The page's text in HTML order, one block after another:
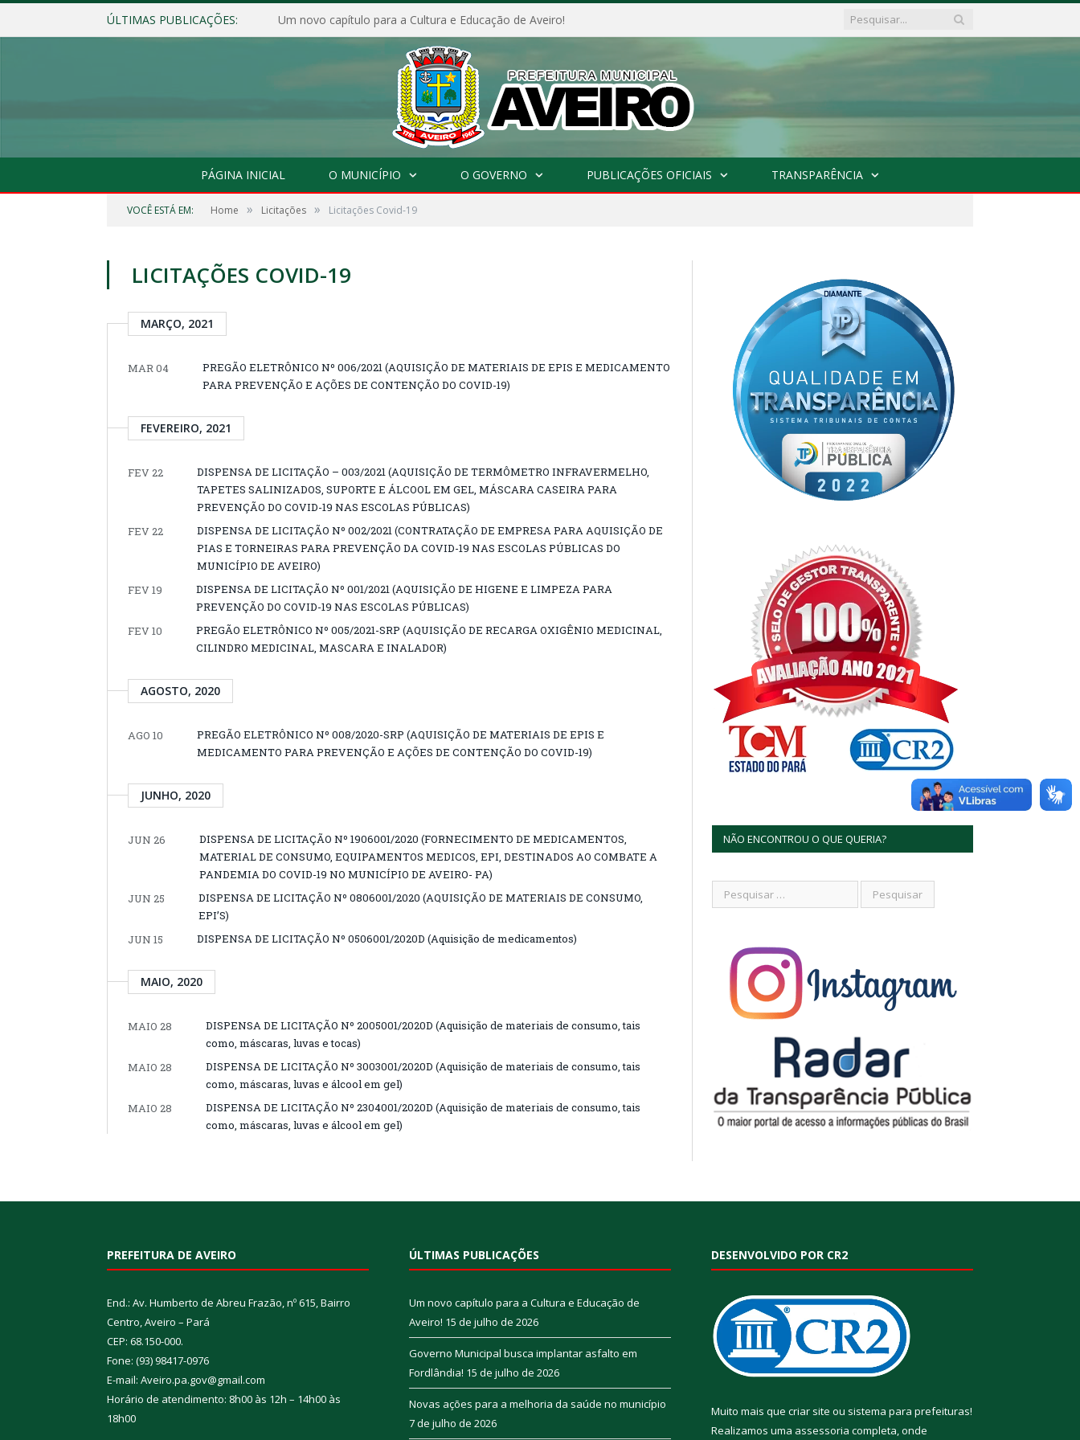
ÚLTIMAS PUBLICAÇÕES: Um novo capítulo para a Cultura e Educação de Aveiro!
PÁGINA INICIAL O MUNICÍPIO O GOVERNO PUBLICAÇÕES OFICIAIS TRANSPARÊNCIA
VOCÊ ESTÁ EM: Home » Licitações » Licitações Covid-19
LICITAÇÕES COVID-19
MARÇO, 2021
MAR 04
PREGÃO ELETRÔNICO Nº 006/2021 (AQUISIÇÃO DE MATERIAIS DE EPIS E MEDICAMENTO
PARA PREVENÇÃO E AÇÕES DE CONTENÇÃO DO COVID-19)
FEVEREIRO, 2021
FEV 22
DISPENSA DE LICITAÇÃO – 003/2021 (AQUISIÇÃO DE TERMÔMETRO INFRAVERMELHO,
TAPETES SALINIZADOS, SUPORTE E ÁLCOOL EM GEL, MÁSCARA CASEIRA PARA
PREVENÇÃO DO COVID-19 NAS ESCOLAS PÚBLICAS)
FEV 22
DISPENSA DE LICITAÇÃO Nº 002/2021 (CONTRATAÇÃO DE EMPRESA PARA AQUISIÇÃO DE
PIAS E TORNEIRAS PARA PREVENÇÃO DA COVID-19 NAS ESCOLAS PÚBLICAS DO
MUNICÍPIO DE AVEIRO)
FEV 19
DISPENSA DE LICITAÇÃO Nº 001/2021 (AQUISIÇÃO DE HIGENE E LIMPEZA PARA
PREVENÇÃO DO COVID-19 NAS ESCOLAS PÚBLICAS)
FEV 10
PREGÃO ELETRÔNICO Nº 005/2021-SRP (AQUISIÇÃO DE RECARGA OXIGÊNIO MEDICINAL,
CILINDRO MEDICINAL, MASCARA E INALADOR)
AGOSTO, 2020
AGO 10
PREGÃO ELETRÔNICO Nº 008/2020-SRP (AQUISIÇÃO DE MATERIAIS DE EPIS E
MEDICAMENTO PARA PREVENÇÃO E AÇÕES DE CONTENÇÃO DO COVID-19)
JUNHO, 2020
JUN 26
DISPENSA DE LICITAÇÃO Nº 1906001/2020 (FORNECIMENTO DE MEDICAMENTOS,
MATERIAL DE CONSUMO, EQUIPAMENTOS MEDICOS, EPI, DESTINADOS AO COMBATE A
PANDEMIA DO COVID-19 NO MUNICÍPIO DE AVEIRO- PA)
JUN 25
DISPENSA DE LICITAÇÃO Nº 0806001/2020 (AQUISIÇÃO DE MATERIAIS DE CONSUMO,
EPI’S)
JUN 15
DISPENSA DE LICITAÇÃO Nº 0506001/2020D (Aquisição de medicamentos)
MAIO, 2020
MAIO 28
DISPENSA DE LICITAÇÃO Nº 2005001/2020D (Aquisição de materiais de consumo, tais
como, máscaras, luvas e tocas)
MAIO 28
DISPENSA DE LICITAÇÃO Nº 3003001/2020D (Aquisição de materiais de consumo, tais
como, máscaras, luvas e álcool em gel)
MAIO 28
DISPENSA DE LICITAÇÃO Nº 2304001/2020D (Aquisição de materiais de consumo, tais
como, máscaras, luvas e álcool em gel)
NÃO ENCONTROU O QUE QUERIA?
PREFEITURA DE AVEIRO
End.: Av. Humberto de Abreu Frazão, nº 615, Bairro
Centro, Aveiro – Pará
CEP: 68.150-000.
Fone: (93) 98417-0976
E-mail: Aveiro.pa.gov@gmail.com
Horário de atendimento: 8h00 às 12h – 14h00 às
18h00
ÚLTIMAS PUBLICAÇÕES
Um novo capítulo para a Cultura e Educação de
Aveiro! 15 de julho de 2026
Governo Municipal busca implantar asfalto em
Fordlândia! 15 de julho de 2026
Novas ações para a melhoria da saúde no município
7 de julho de 2026
DESENVOLVIDO POR CR2
Muito mais que criar site ou sistema para prefeituras!
Realizamos uma assessoria completa, onde